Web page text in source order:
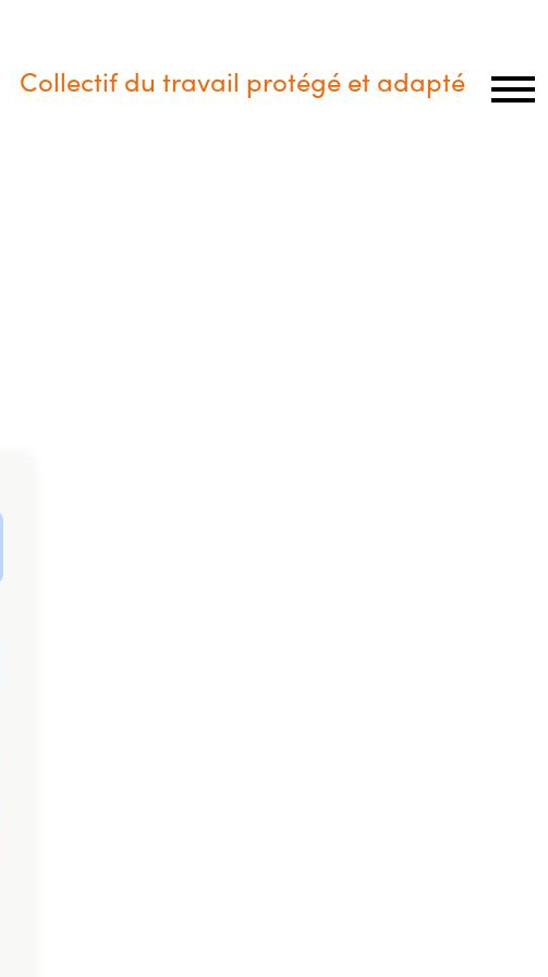
Collectif du travail protégé et adapté